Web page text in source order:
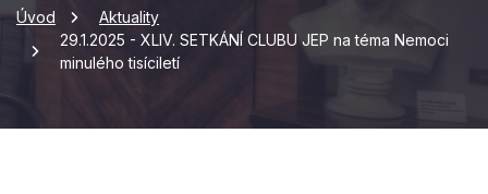
Úvod
Aktuality
29.1.2025 - XLIV. SETKÁNÍ CLUBU JEP na téma Nemoci
minulého tisíciletí